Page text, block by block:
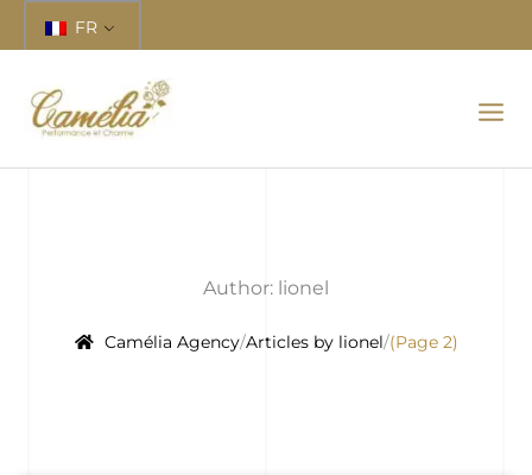
au
FR
Author: lionel
Camélia Agency Articles by lionel (Page 2)